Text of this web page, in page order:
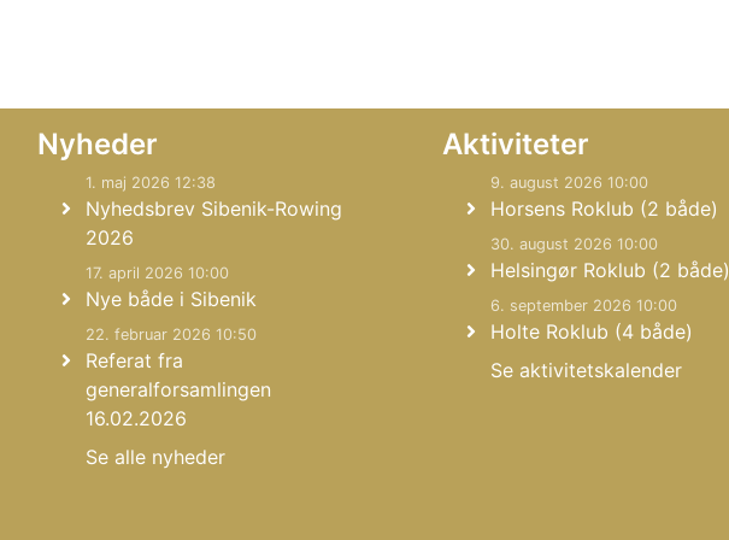
Nyheder
1. maj 2026 12:38
Nyhedsbrev Sibenik-Rowing
2026
17. april 2026 10:00
Nye både i Sibenik
22. februar 2026 10:50
Referat fra
generalforsamlingen
16.02.2026
Se alle nyheder
Aktiviteter
9. august 2026 10:00
Horsens Roklub (2 både)
30. august 2026 10:00
Helsingør Roklub (2 både)
6. september 2026 10:00
Holte Roklub (4 både)
Se aktivitetskalender